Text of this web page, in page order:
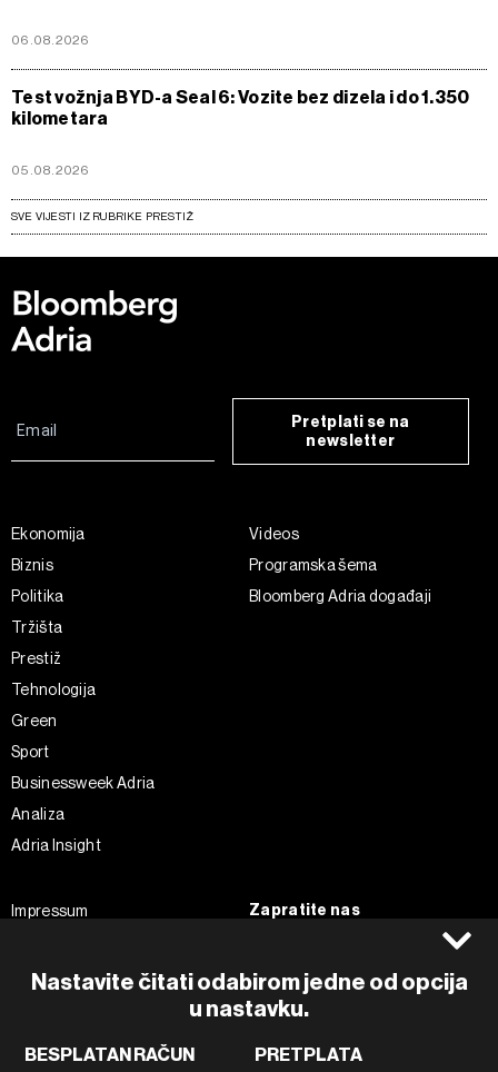
06.08.2026
Test vožnja BYD-a Seal 6: Vozite bez dizela i do 1.350
kilometara
05.08.2026
SVE VIJESTI IZ RUBRIKE PRESTIŽ
Nastavite čitati odabirom jedne od opcija
u nastavku.
BESPLATAN RAČUN PRETPLATA
Pretplati se na
newsletter
Ekonomija
Biznis
Politika
Tržišta
Prestiž
Tehnologija
Green
Sport
Businessweek Adria
Analiza
Adria Insight
Videos
Programska šema
Bloomberg Adria događaji
Impressum
Pravila privatnosti
Korištenje umjetne inteligencije
Zapratite nas
Instagram
Twitter
Tiktok